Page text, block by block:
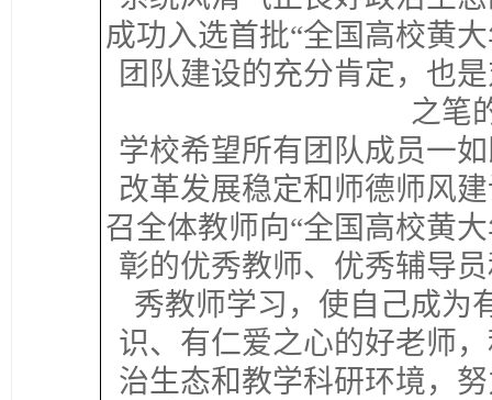
成功入选首批“全国高校黄
团队建设的充分肯定，也
之笔
学校希望所有团队成员一
改革发展稳定和师德师风
召全体教师向“全国高校黄
彰的优秀教师、优秀辅导
秀教师学习，使自己成为
识、有仁爱之心的好老师
治生态和教学科研环境，